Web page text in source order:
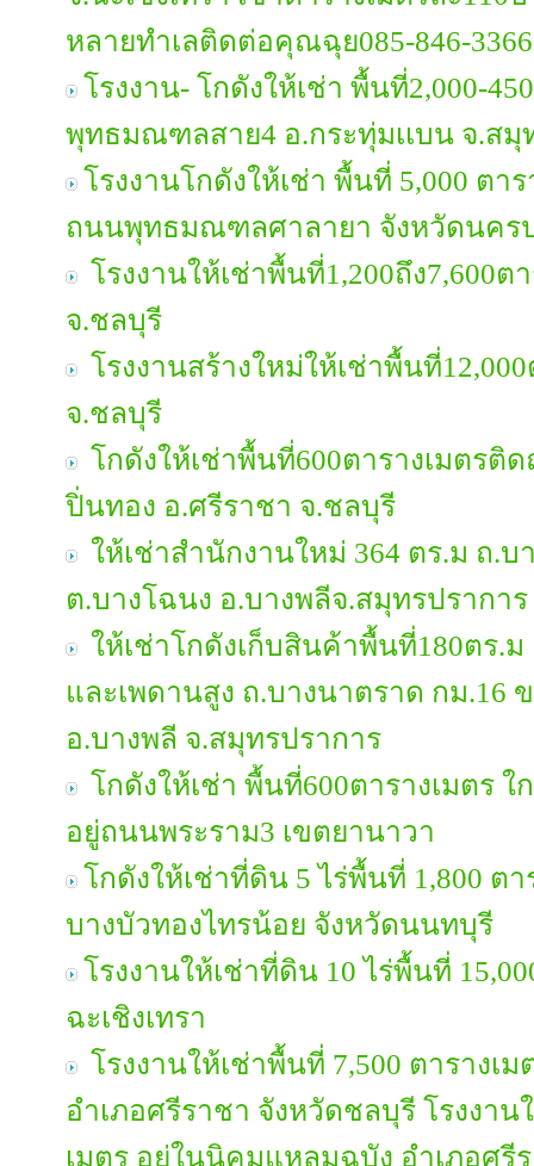
หลายทำเลติดต่อคุณฉุย085-846-3366
โรงงาน- โกดังให้เช่า พื้นที่2,000-
พุทธมณฑลสาย4 อ.กระทุ่มเเบน จ.สมุ
โรงงานโกดังให้เช่า พื้นที่ 5,000 ตา
ถนนพุทธมณฑลศาลายา จังหวัดนคร
โรงงานให้เช่าพื้นที่1,200ถึง7,600ต
จ.ชลบุรี
โรงงานสร้างใหม่ให้เช่าพื้นที่
จ.ชลบุรี
โกดังให้เช่าพื้นที่600ตารางเมตรติ
ปิ่นทอง อ.ศรีราชา จ.ชลบุรี
ให้เช่าสำนักงานใหม่ 364 ตร.ม ถ.
ต.บางโฉนง อ.บางพลีจ.สมุทรปราการ
ให้เช่าโกดังเก็บสินค้าพื้นที่180ตร.ม
และเพดานสูง ถ.บางนาตราด กม.16
อ.บางพลี​ จ.สมุทรปราการ
โกดังให้เช่า พื้นที่600ตารางเมตร
อยู่ถนนพระราม3 เขตยานาวา
โกดังให้เช่าที่ดิน 5 ไร่พื้นที่ 1,800 ต
บางบัวทองไทรน้อย จังหวัดนนทบุรี
โรงงานให้เช่าที่ดิน 10 ไร่พื้นที่
ฉะเชิงเทรา
โรงงานให้เช่าพื้นที่ 7,500 ตาราง
อำเภอศรีราชา จังหวัดชลบุรี โรงงาน
เมตร อยู่ในนิคมแหลมฉบัง อำเภอศรี